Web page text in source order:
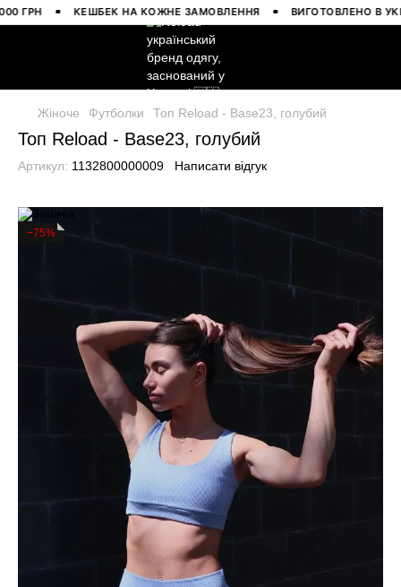
КЕШБЕК НА КОЖНЕ ЗАМОВЛЕННЯ ВИГОТОВЛЕНО В
Жіноче Футболки Топ Reload - Base23, голубий
Топ Reload - Base23, голубий
Артикул: 1132800000009 Написати відгук
−75%